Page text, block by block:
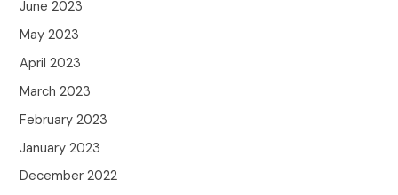
June 2023
May 2023
April 2023
March 2023
February 2023
January 2023
December 2022